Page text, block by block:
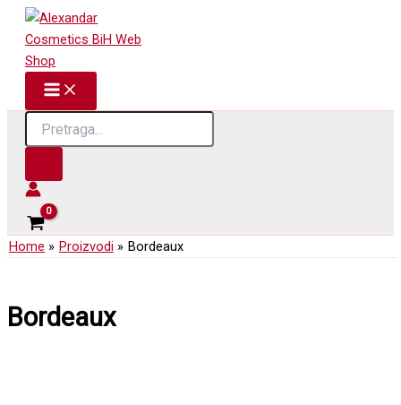
Skip
content
Products
search
Home Proizvodi Bordeaux
Bordeaux